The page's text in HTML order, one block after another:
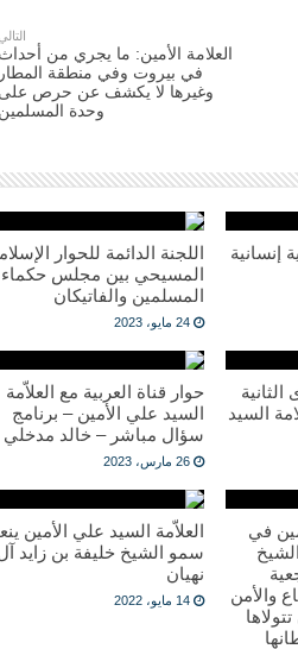
التالي
العلامة الأمين: ما يجري من أحداث
في بيروت وفي منطقة المطار
وغيرها لا يكشف عن حرص على
وحدة المسلمين
إنسانية
اللجنة الدائمة للحوار
المسيحي بين مجلس حكماء
المسلمين والفاتيكان
24 مايو، 2023
السيد
حوار قناة العربية مع العلاّمة
السيد علي الأمين – برنامج
سؤال مباشر – خالد مدخلي
26 مارس، 2023
في
والأمن
العلاّمة السيد علي الأمين
سمو الشيخ خليفة بن زايد
نهيان
14 مايو، 2022